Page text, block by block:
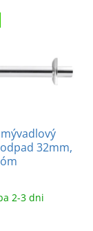
32mm,
2-3 dni